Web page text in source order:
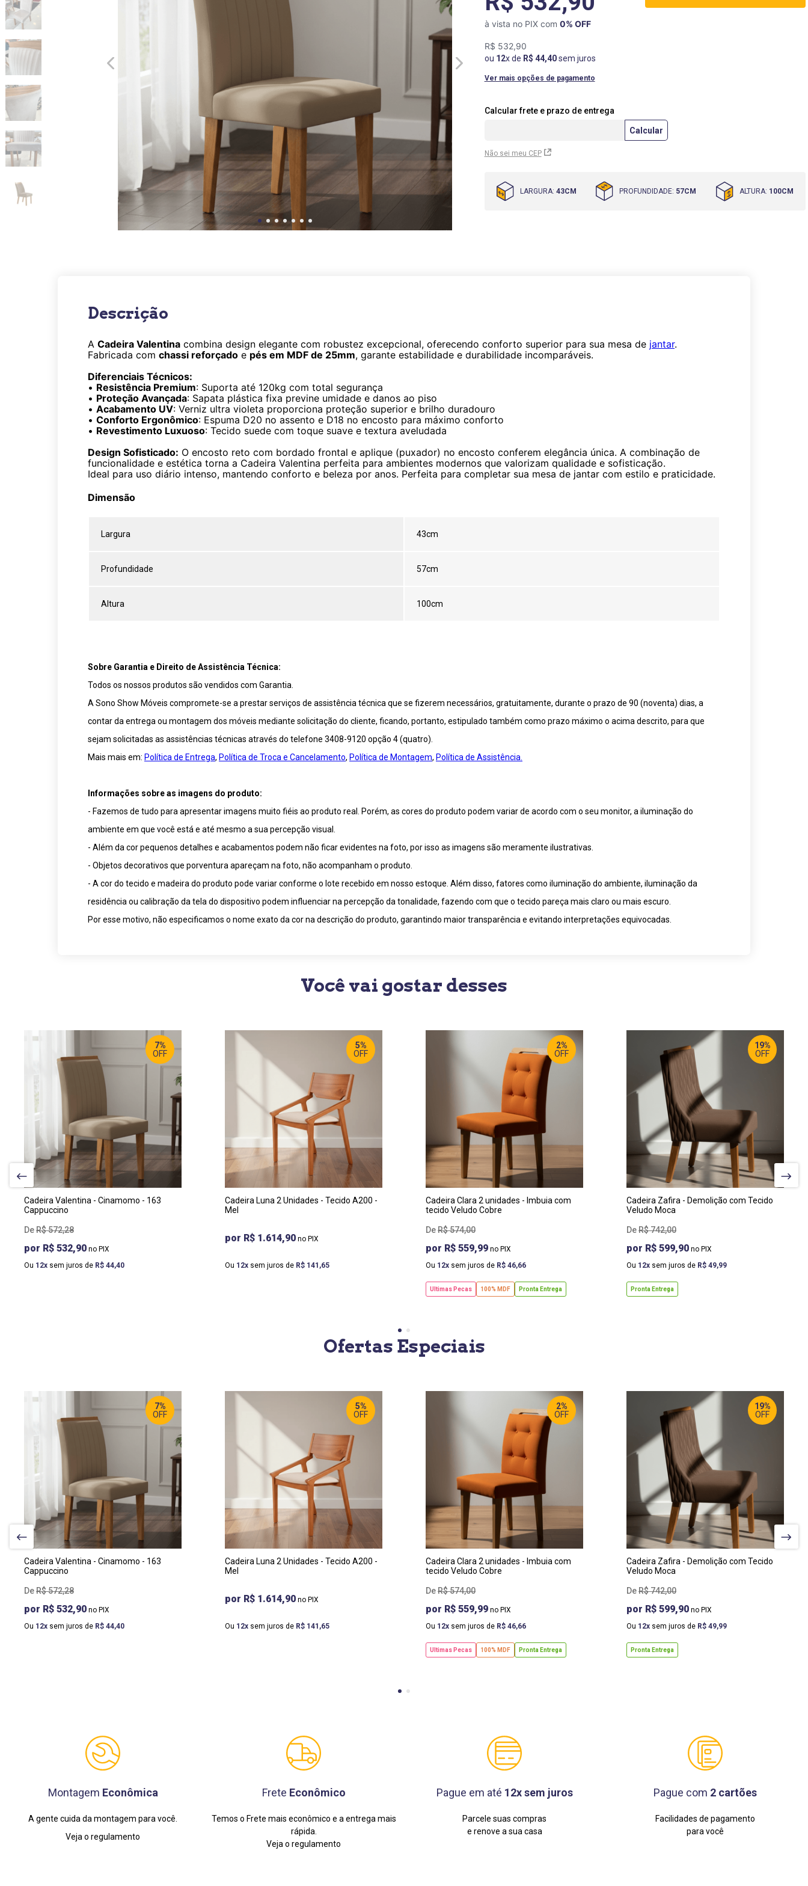
à vista no PIX com 0% OFF
R$ 532,90
ou 12x de R$ 44,40sem juros
Ver mais opções de pagamento
Não sei meu CEP
LARGURA: 43CM PROFUNDIDADE: 57CM ALTURA: 100CM
Descrição
A Cadeira Valentina combina design elegante com robustez excepcional, oferecendo conforto superior para sua mesa de jantar.
Fabricada com chassi reforçado e pés em MDF de 25mm, garante estabilidade e durabilidade incomparáveis.
Diferenciais Técnicos:
• Resistência Premium: Suporta até 120kg com total segurança
• Proteção Avançada: Sapata plástica fixa previne umidade e danos ao piso
• Acabamento UV: Verniz ultra violeta proporciona proteção superior e brilho duradouro
• Conforto Ergonômico: Espuma D20 no assento e D18 no encosto para máximo conforto
• Revestimento Luxuoso: Tecido suede com toque suave e textura aveludada
Design Sofisticado: O encosto reto com bordado frontal e aplique (puxador) no encosto conferem elegância única. A combinação de
funcionalidade e estética torna a Cadeira Valentina perfeita para ambientes modernos que valorizam qualidade e sofisticação.
Ideal para uso diário intenso, mantendo conforto e beleza por anos. Perfeita para completar sua mesa de jantar com estilo e praticidade.
Dimensão
Largura 43cm
Profundidade 57cm
Altura 100cm
Sobre Garantia e Direito de Assistência Técnica:
Todos os nossos produtos são vendidos com Garantia.
A Sono Show Móveis compromete-se a prestar serviços de assistência técnica que se fizerem necessários, gratuitamente, durante o prazo de 90 (noventa) dias, a
contar da entrega ou montagem dos móveis mediante solicitação do cliente, ficando, portanto, estipulado também como prazo máximo o acima descrito, para que
sejam solicitadas as assistências técnicas através do telefone 3408-9120 opção 4 (quatro).
Mais mais em: Política de Entrega, Política de Troca e Cancelamento, Política de Montagem, Política de Assistência.
Informações sobre as imagens do produto:
- Fazemos de tudo para apresentar imagens muito fiéis ao produto real. Porém, as cores do produto podem variar de acordo com o seu monitor, a iluminação do
ambiente em que você está e até mesmo a sua percepção visual.
- Além da cor pequenos detalhes e acabamentos podem não ficar evidentes na foto, por isso as imagens são meramente ilustrativas.
- Objetos decorativos que porventura apareçam na foto, não acompanham o produto.
- A cor do tecido e madeira do produto pode variar conforme o lote recebido em nosso estoque. Além disso, fatores como iluminação do ambiente, iluminação da
residência ou calibração da tela do dispositivo podem influenciar na percepção da tonalidade, fazendo com que o tecido pareça mais claro ou mais escuro.
Por esse motivo, não especificamos o nome exato da cor na descrição do produto, garantindo maior transparência e evitando interpretações equivocadas.
Você vai gostar desses
LARGURA:
43CM
PROF
57CM
ALTURA:
100CM
Cadeira Valentina - Cinamomo - 163
Cappuccino
R$572,28
R$ 532,90
Ou 12 sem juros de R$ 44,40
7%
OFF
LARGURA:
46 CM
PROF :
ALTURA
Cadeira Luna 2 Unidades - Tecido A200 -
Mel
R$ 1.614,90
Ou 12 sem juros de R$ 141 ,65
5%
OFF
LARGURA:
42 CM
PROF
56 CM
ALTURA
102 CM
Cadeira Clara 2 unidades - Imbuia com
tecido Veludo Cobre
R$574,00
R$ 559,99
Ou 12 sem juros de R$ 46,66
Ultimas Pecas 100% MDF Pronta Entrega
2%
OFF
LARGURA:
47 CM
PROF:
66,5 CM
ALTURA
100 CM
Cadeira Zafira - Demolição com Tecido
Veludo Moca
R$742,00
R$ 599,90
Ou 12 sem juros de R$ 49,99
Pronta Entrega
19%
OFF
Ofertas Especiais
LARGURA:
43CM
PROF
57CM
ALTURA:
100CM
Cadeira Valentina - Cinamomo - 163
Cappuccino
R$572,28
R$ 532,90
Ou 12 sem juros de R$ 44,40
7%
OFF
LARGURA:
46 CM
PROF :
ALTURA
Cadeira Luna 2 Unidades - Tecido A200 -
Mel
R$ 1.614,90
Ou 12 sem juros de R$ 141 ,65
5%
OFF
LARGURA:
42 CM
PROF
56 CM
ALTURA
102 CM
Cadeira Clara 2 unidades - Imbuia com
tecido Veludo Cobre
R$574,00
R$ 559,99
Ou 12 sem juros de R$ 46,66
Ultimas Pecas 100% MDF Pronta Entrega
2%
OFF
LARGURA:
47 CM
PROF:
66,5 CM
ALTURA
100 CM
Cadeira Zafira - Demolição com Tecido
Veludo Moca
R$742,00
R$ 599,90
Ou 12 sem juros de R$ 49,99
Pronta Entrega
19%
OFF
Montagem Econômica
A gente cuida da montagem para você.
Veja o regulamento
Frete Econômico
Temos o Frete mais econômico e a entrega mais
rápida.
Veja o regulamento
Pague em até 12x sem juros
Parcele suas compras
e renove a sua casa
Pague com 2 cartões
Facilidades de pagamento
para você
cômoda